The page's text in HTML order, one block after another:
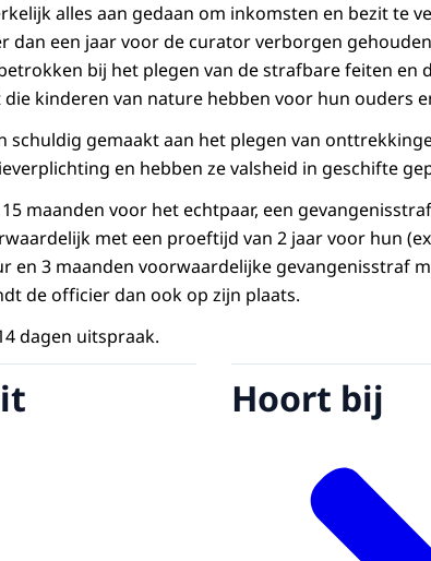
alles aan gedaan om inkomsten en bezit te
dan een jaar voor de curator verborgen
bij het plegen van de strafbare feiten en
kinderen van nature hebben voor hun ouders
schuldig gemaakt aan het plegen van
en hebben ze valsheid in geschifte
maanden voor het echtpaar, een
met een proeftijd van 2 jaar voor hun
en 3 maanden voorwaardelijke gevangenisstraf
de officier dan ook op zijn plaats.
dagen uitspraak.
Hoort bij